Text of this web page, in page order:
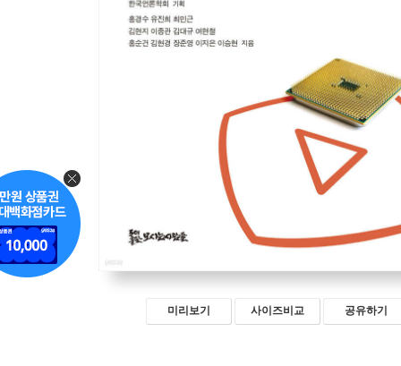
미리보기 사이즈비교 공유하기